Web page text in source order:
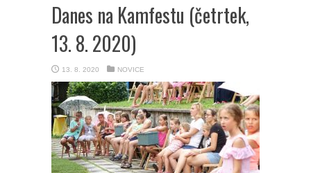
Danes na Kamfestu (četrtek,
13. 8. 2020)
13. 8. 2020 NOVICE